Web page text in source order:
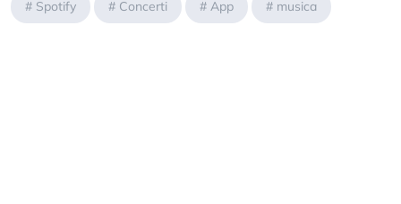
# Spotify # Concerti # App # musica